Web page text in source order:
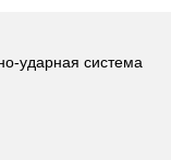
ударная система